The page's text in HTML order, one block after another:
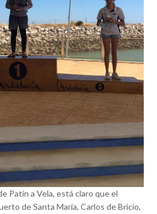
Patín a Vela, está claro que el
de Santa María, Carlos de Bricio,